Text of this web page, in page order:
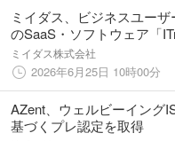
ミイダス、ビジネスユー
のSaaS・ソフトウェア「
Software in Japan 2026」
出！
ミイダス株式会社
2026年6月25日 10時00分
AZent、ウェルビーイング
基づくプレ認定を取得